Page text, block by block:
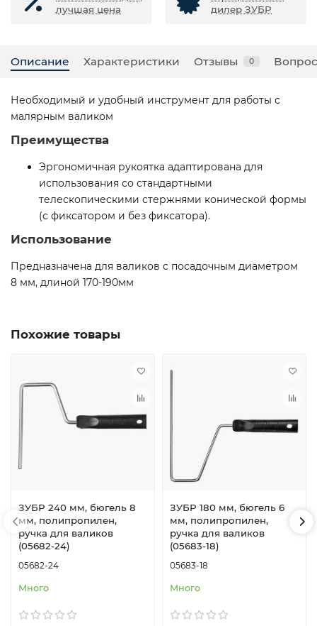
лучшая цена
дилер ЗУБР
Описание Характеристики Отзывы 0
Необходимый и удобный инструмент для работы с
малярным валиком
Преимущества
Эргономичная рукоятка адаптирована для
использования со стандартными
телескопическими стержнями конической формы
(с фиксатором и без фиксатора).
Использование
Предназначена для валиков с посадочным диаметром
8 мм, длиной 170-190мм
Похожие товары
ЗУБР 240 мм, бюгель 8
мм, полипропилен,
ручка для валиков
(05682-24)
05682-24
Много
ЗУБР 180 мм, бюгель 6
мм, полипропилен,
ручка для валиков
(05683-18)
05683-18
Много